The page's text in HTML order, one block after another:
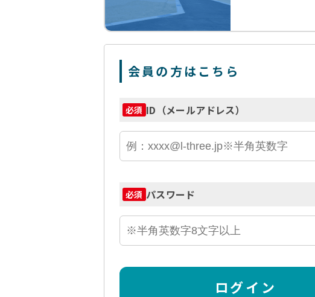
会員の方はこちら
必須 ID（メールアドレス）
必須 パスワード
ログイン